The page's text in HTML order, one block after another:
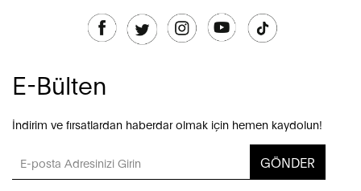
E-Bülten
İndirim ve fırsatlardan haberdar olmak için hemen kaydolun!
GÖNDER